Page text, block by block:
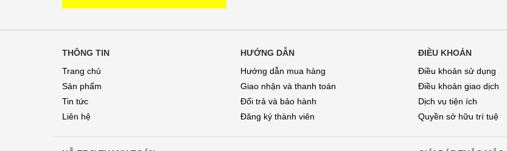
THÔNG TIN
Trang chủ
Sản phẩm
Tin tức
Liên hệ
HƯỚNG DẪN
Hướng dẫn mua hàng
Giao nhận và thanh toán
Đổi trả và bảo hành
Đăng ký thành viên
ĐIỀU KHOẢN
Điều khoản sử dụng
Điều khoản giao dịch
Dịch vụ tiện ích
Quyền sở hữu trí tuệ